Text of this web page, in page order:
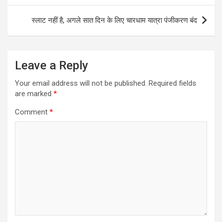
स्लाट नहीं है, अगले सात दिन के लिए चारधाम यात्रा पंजीकरण बंद
Leave a Reply
Your email address will not be published. Required fields
are marked *
Comment *